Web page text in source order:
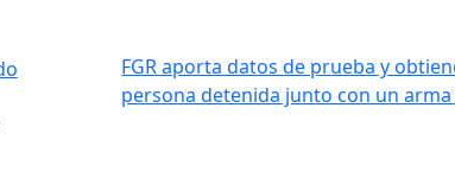
FGR aporta datos de prueba y
persona detenida junto con un